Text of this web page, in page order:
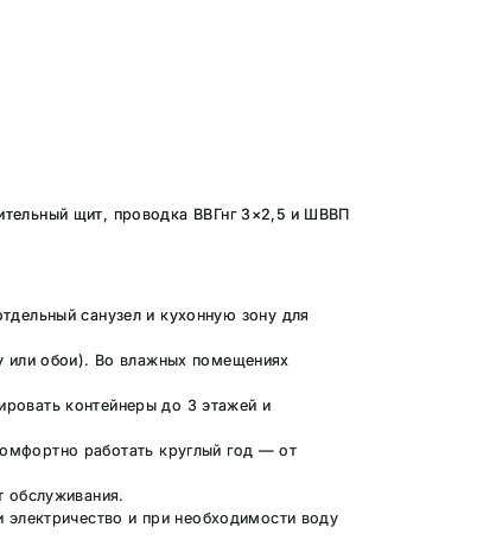
щит, проводка ВВГнг 3×2,5 и ШВВП
санузел и кухонную зону для
или обои). Во влажных помещениях
контейнеры до 3 этажей и
работать круглый год — от
обслуживания.
и при необходимости воду